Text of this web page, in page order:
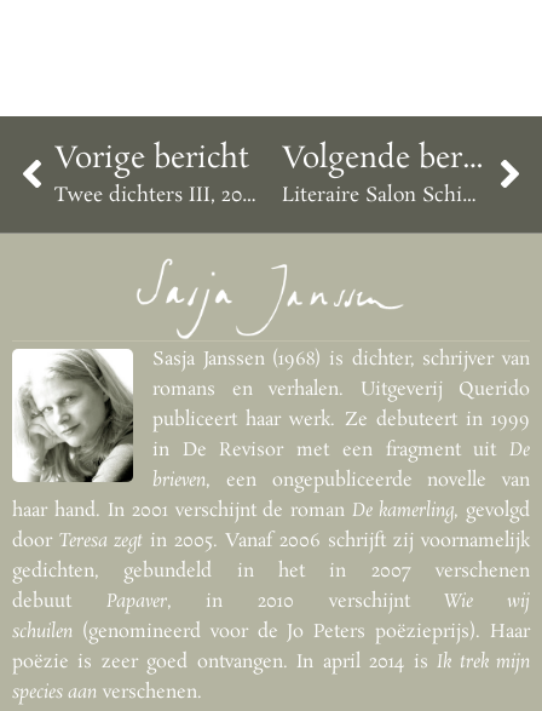
Vorige bericht
Twee dichters III, 20 maart, 20:30 in Perdu
Volgende bericht
Literaire Salon Schimmelpennink 31 mei
Sasja Janssen (1968) is dichter, schrijver van
romans en verhalen. Uitgeverij Querido
publiceert haar werk. Ze debuteert in 1999
in De Revisor met een fragment uit De
brieven, een ongepubliceerde novelle van
haar hand. In 2001 verschijnt de romanDe kamerling, gevolgd
door Teresa zegt in 2005. Vanaf 2006 schrijft zij voornamelijk
gedichten, gebundeld in het in 2007 verschenen
debuut Papaver, in 2010 verschijntWie wij
schuilen (genomineerd voor de Jo Peters poëzieprijs). Haar
poëzie is zeer goed ontvangen. In april 2014 isIk trek mijn
species aan verschenen.